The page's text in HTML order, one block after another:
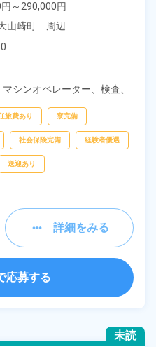
崎町》
～290,000円
円
山崎町　周辺
マシンオペレーター、 検査、
旅費あり 寮完備
社会保険完備 経験者優遇
送迎あり
詳細をみる
応募する
未読